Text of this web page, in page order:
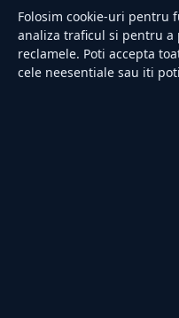
Sănătate
Utile
RUBRICI
Folosim cookie-uri pentru
analiza traficul si pentru
reclamele. Poti accepta
cele neesentiale sau iti